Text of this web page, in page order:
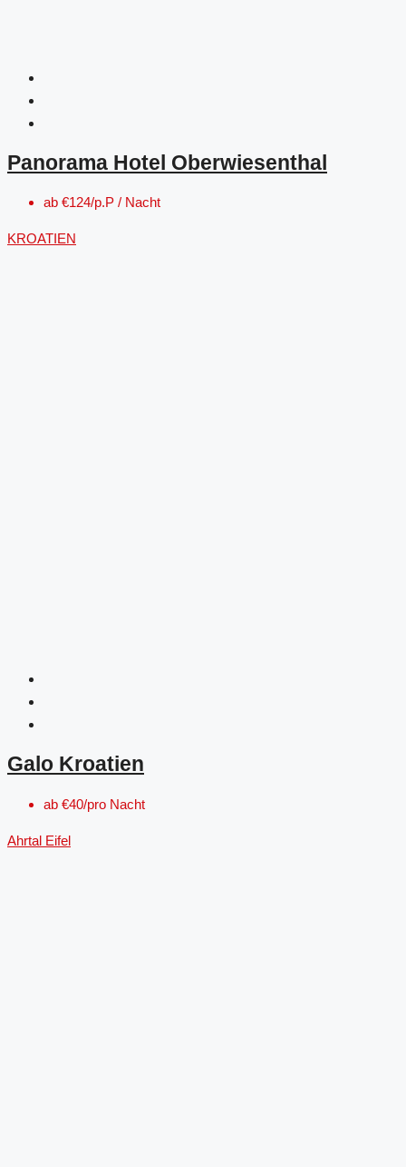
Panorama Hotel Oberwiesenthal
ab €124/p.P / Nacht
KROATIEN
Galo Kroatien
ab €40/pro Nacht
Ahrtal Eifel